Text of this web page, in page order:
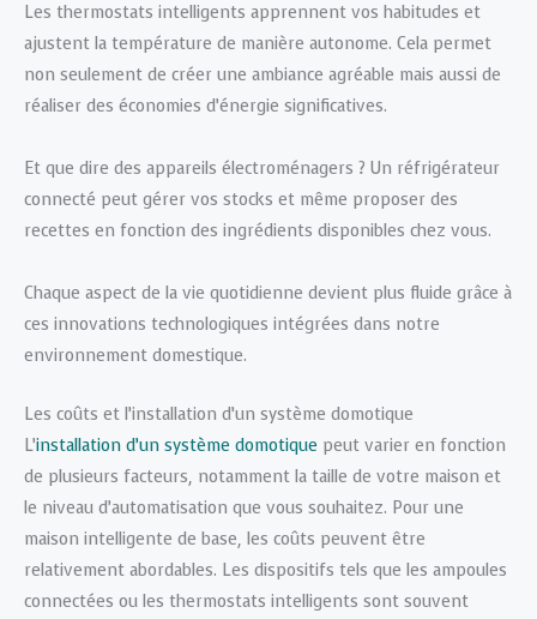
Les thermostats intelligents apprennent vos habitudes et
ajustent la température de manière autonome. Cela permet
non seulement de créer une ambiance agréable mais aussi de
réaliser des économies d’énergie significatives.
Et que dire des appareils électroménagers ? Un réfrigérateur
connecté peut gérer vos stocks et même proposer des
recettes en fonction des ingrédients disponibles chez vous.
Chaque aspect de la vie quotidienne devient plus fluide grâce à
ces innovations technologiques intégrées dans notre
environnement domestique.
Les coûts et l’installation d’un système domotique
L’installation d’un système domotique peut varier en fonction
de plusieurs facteurs, notamment la taille de votre maison et
le niveau d’automatisation que vous souhaitez. Pour une
maison intelligente de base, les coûts peuvent être
relativement abordables. Les dispositifs tels que les ampoules
connectées ou les thermostats intelligents sont souvent